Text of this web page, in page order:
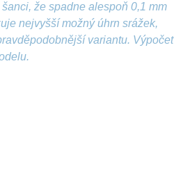
že spadne alespoň 0,1 mm
nejvyšší možný úhrn srážek,
variantu. Výpočet